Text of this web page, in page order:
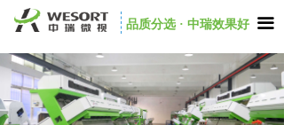
品质分选 · 中瑞效果好 끀